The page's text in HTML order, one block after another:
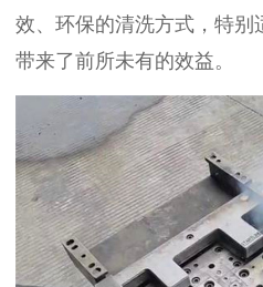
效、环保的清洗方式，特别
带来了前所未有的效益。